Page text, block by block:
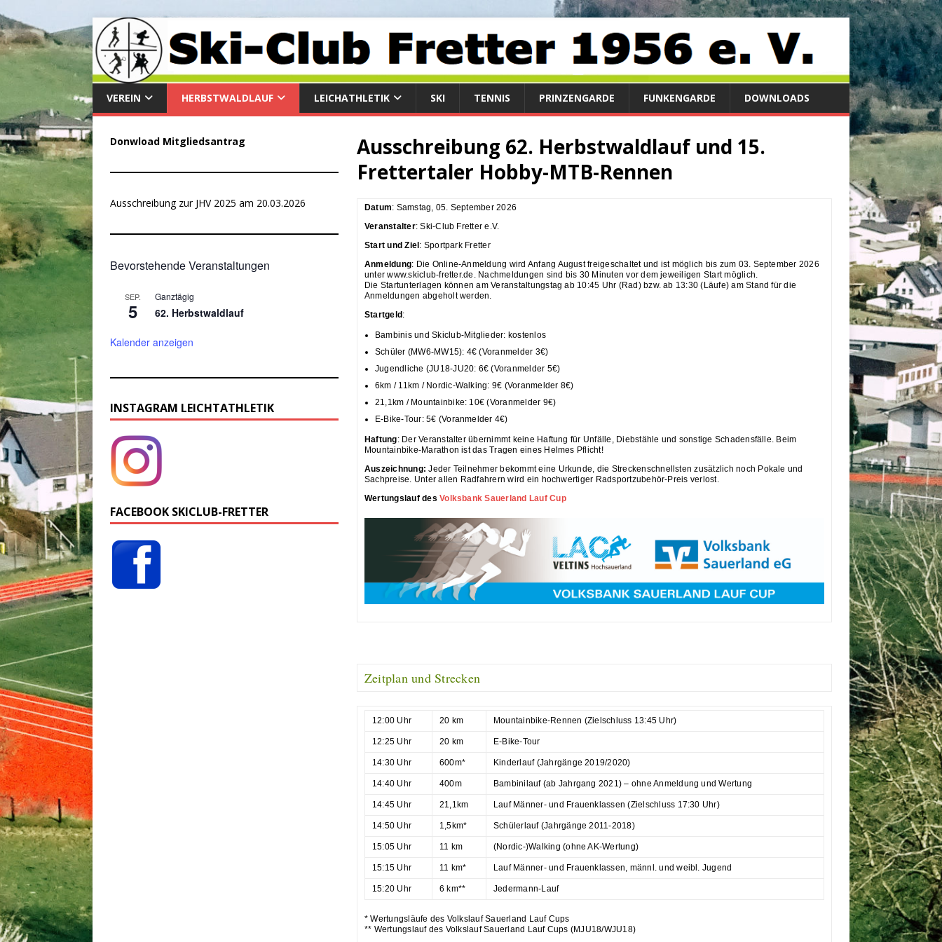
VEREIN HERBSTWALDLAUF LEICHATHLETIK SKI TENNIS PRINZENGARDE FUNKENGARDE DOWNLOADS
Ausschreibung 62. Herbstwaldlauf und 15.
Frettertaler Hobby-MTB-Rennen
Datum: Samstag, 05. September 2026
Veranstalter: Ski-Club Fretter e.V.
Start und Ziel : Sportpark Fretter
Anmeldung: Die Online-Anmeldung wird Anfang August freigeschaltet und ist möglich bis zum 03. September 2026
unter www.skiclub-fretter.de. Nachmeldungen sind bis 30 Minuten vor dem jeweiligen Start möglich.
Die Startunterlagen können am Veranstaltungstag ab 10:45 Uhr (Rad) bzw. ab 13:30 (Läufe) am Stand für die
Anmeldungen abgeholt werden.
Startgeld :
Bambinis und Skiclub-Mitglieder: kostenlos
Schüler (MW6-MW15): 4€ (Voranmelder 3€)
Jugendliche (JU18-JU20: 6€ (Voranmelder 5€)
6km / 11km / Nordic-Walking: 9€ (Voranmelder 8€)
21,1km / Mountainbike: 10€ (Voranmelder 9€)
E-Bike-Tour: 5€ (Voranmelder 4€)
Haftung: Der Veranstalter übernimmt keine Haftung für Unfälle, Diebstähle und sonstige Schadensfälle. Beim
Mountainbike-Marathon ist das Tragen eines Helmes Pflicht!
Auszeichnung: Jeder Teilnehmer bekommt eine Urkunde, die Streckenschnellsten zusätzlich noch Pokale und
Sachpreise. Unter allen Radfahrern wird ein hochwertiger Radsportzubehör-Preis verlost.
Wertungslauf desVolksbank Sauerland Lauf Cup
Zeitplan und Strecken
12:00 Uhr 20 km Mountainbike-Rennen (Zielschluss 13:45 Uhr)
12:25 Uhr 20 km E-Bike-Tour
14:30 Uhr 600m* Kinderlauf (Jahrgänge 2019/2020)
14:40 Uhr 400m Bambinilauf (ab Jahrgang 2021) – ohne Anmeldung und Wertung
14:45 Uhr 21,1km Lauf Männer- und Frauenklassen (Zielschluss 17:30 Uhr)
14:50 Uhr 1,5km* Schülerlauf (Jahrgänge 2011-2018)
15:05 Uhr 11 km (Nordic-)Walking (ohne AK-Wertung)
15:15 Uhr 11 km* Lauf Männer- und Frauenklassen, männl. und weibl. Jugend
15:20 Uhr 6 km** Jedermann-Lauf
* Wertungsläufe des Volkslauf Sauerland Lauf Cups
** Wertungslauf des Volkslauf Sauerland Lauf Cups (MJU18/WJU18)
Donwload Mitgliedsantrag
Ausschreibung zur JHV 2025 am 20.03.2026
Bevorstehende Veranstaltungen
SEP.
5
Ganztägig
62. Herbstwaldlauf
Kalender anzeigen
INSTAGRAM LEICHTATHLETIK
FACEBOOK SKICLUB-FRETTER